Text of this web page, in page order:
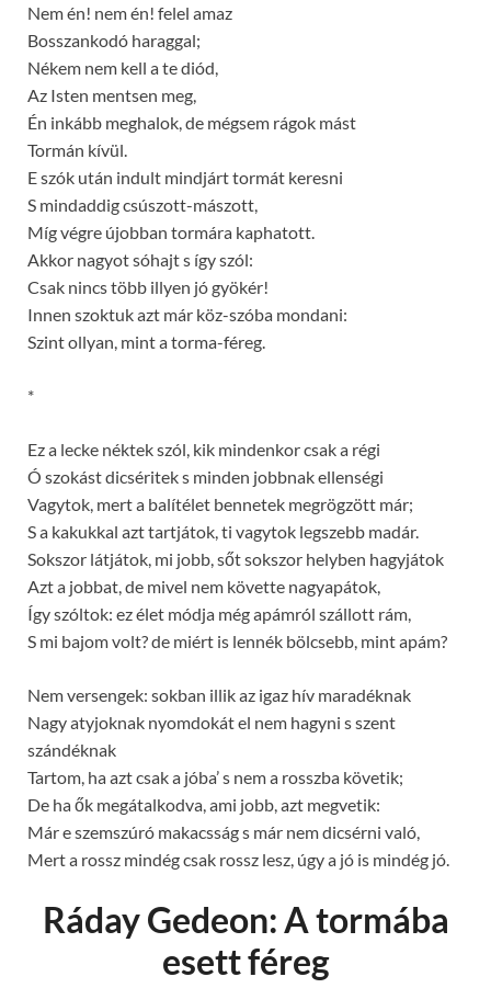
Nem én! nem én! felel amaz
Bosszankodó haraggal;
Nékem nem kell a te diód,
Az Isten mentsen meg,
Én inkább meghalok, de mégsem rágok mást
Tormán kívül.
E szók után indult mindjárt tormát keresni
S mindaddig csúszott-mászott,
Míg végre újobban tormára kaphatott.
Akkor nagyot sóhajt s így szól:
Csak nincs több illyen jó gyökér!
Innen szoktuk azt már köz-szóba mondani:
Szint ollyan, mint a torma-féreg.
*
Ez a lecke néktek szól, kik mindenkor csak a régi
Ó szokást dicséritek s minden jobbnak ellenségi
Vagytok, mert a balítélet bennetek megrögzött már;
S a kakukkal azt tartjátok, ti vagytok legszebb madár.
Sokszor látjátok, mi jobb, sőt sokszor helyben hagyjátok
Azt a jobbat, de mivel nem követte nagyapátok,
Így szóltok: ez élet módja még apámról szállott rám,
S mi bajom volt? de miért is lennék bölcsebb, mint apám?
Nem versengek: sokban illik az igaz hív maradéknak
Nagy atyjoknak nyomdokát el nem hagyni s szent
szándéknak
Tartom, ha azt csak a jóba’ s nem a rosszba követik;
De ha ők megátalkodva, ami jobb, azt megvetik:
Már e szemszúró makacsság s már nem dicsérni való,
Mert a rossz mindég csak rossz lesz, úgy a jó is mindég jó.
Ráday Gedeon: A tormába
esett féreg